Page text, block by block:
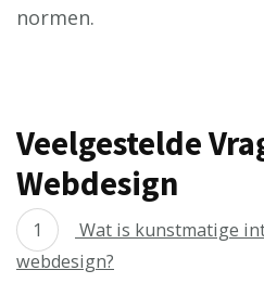
normen.
Veelgestelde
Webdesign
Wat is kunstmatige
webdesign?